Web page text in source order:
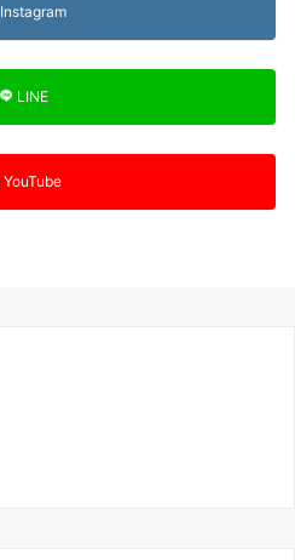
Instagram
LINE
YouTube